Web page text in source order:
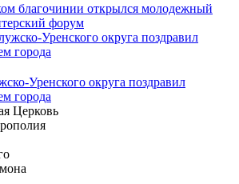
благочинии открылся молодежный
форум
Уренского округа поздравил
города
Церковь